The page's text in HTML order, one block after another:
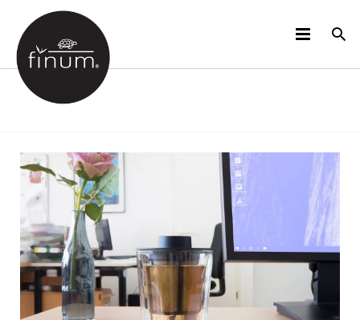
PRODUKTE
VIDEOS
SPRACHEN